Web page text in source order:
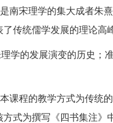
南宋理学的集大成者朱
传统儒学发展的理论高
学的发展演变的历史；
课程的教学方式为传统
式为撰写《四书集注